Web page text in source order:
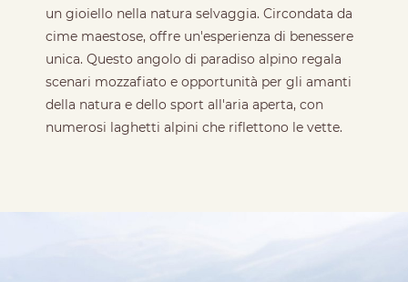
un gioiello nella natura selvaggia. Circondata da
cime maestose, offre un'esperienza di benessere
unica. Questo angolo di paradiso alpino regala
scenari mozzafiato e opportunità per gli amanti
della natura e dello sport all'aria aperta, con
numerosi laghetti alpini che riflettono le vette.